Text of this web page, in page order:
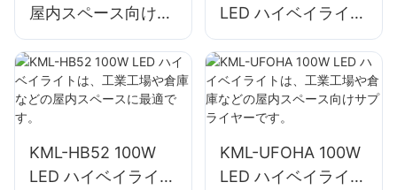
屋内スペース向けの
KML-HB30 150W
LED 産業用および鉱
業用照明のサプライ
ヤー。
LED ハイベイライト
は、修理工場や倉庫
などの屋内スペース
に最適です。
KML-HB52 100W
LED ハイベイライト
KML-UFOHA 100W
LED ハイベイライト